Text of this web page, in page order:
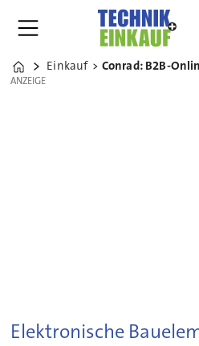
Home
Einkauf
ANZEIGE
ANZEIGE
Elektronische